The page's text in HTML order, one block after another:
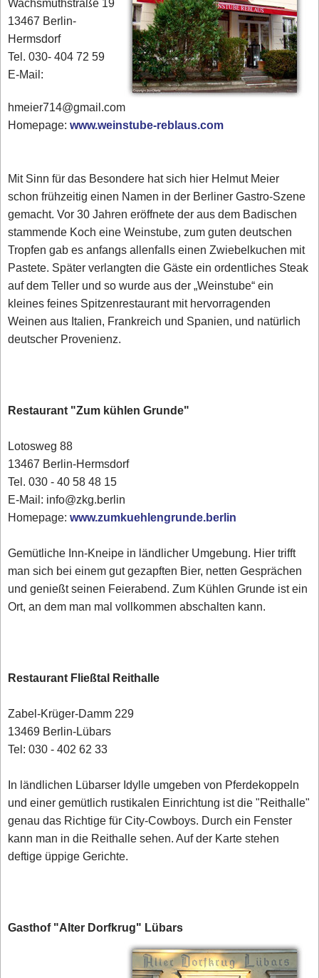
13467 Berlin-
Hermsdorf
Tel. 030- 404 72 59
E-Mail:
hmeier714@gmail.com
Homepage:www.weinstube-reblaus.com
Mit Sinn für das Besondere hat sich hier Helmut Meier
schon frühzeitig einen Namen in der Berliner Gastro-Szene
gemacht. Vor 30 Jahren eröffnete der aus dem Badischen
stammende Koch eine Weinstube, zum guten deutschen
Tropfen gab es anfangs allenfalls einen Zwiebelkuchen mit
Pastete. Später verlangten die Gäste ein ordentliches Steak
auf dem Teller und so wurde aus der „Weinstube“ ein
kleines feines Spitzenrestaurant mit hervorragenden
Weinen aus Italien, Frankreich und Spanien, und natürlich
deutscher Provenienz.
Restaurant "Zum kühlen Grunde"
Lotosweg 88
13467 Berlin-Hermsdorf
Tel. 030 - 40 58 48 15
E-Mail: info@zkg.berlin
Homepage:www.zumkuehlengrunde.berlin
Gemütliche Inn-Kneipe in ländlicher Umgebung. Hier trifft
man sich bei einem gut gezapften Bier, netten Gesprächen
und genießt seinen Feierabend. Zum Kühlen Grunde ist ein
Ort, an dem man mal vollkommen abschalten kann.
Restaurant Fließtal Reithalle
Zabel-Krüger-Damm 229
13469 Berlin-Lübars
Tel: 030 - 402 62 33
In ländlichen Lübarser Idylle umgeben von Pferdekoppeln
und einer gemütlich rustikalen Einrichtung ist die "Reithalle"
genau das Richtige für City-Cowboys. Durch ein Fenster
kann man in die Reithalle sehen. Auf der Karte stehen
deftige üppige Gerichte.
Gasthof "Alter Dorfkrug" Lübars